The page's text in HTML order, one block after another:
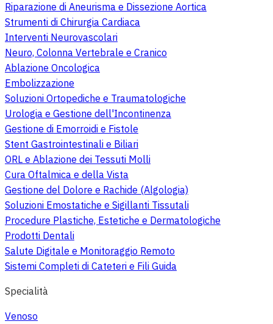
Riparazione di Aneurisma e Dissezione Aortica
Strumenti di Chirurgia Cardiaca
Interventi Neurovascolari
Neuro, Colonna Vertebrale e Cranico
Ablazione Oncologica
Embolizzazione
Soluzioni Ortopediche e Traumatologiche
Urologia e Gestione dell'Incontinenza
Gestione di Emorroidi e Fistole
Stent Gastrointestinali e Biliari
ORL e Ablazione dei Tessuti Molli
Cura Oftalmica e della Vista
Gestione del Dolore e Rachide (Algologia)
Soluzioni Emostatiche e Sigillanti Tissutali
Procedure Plastiche, Estetiche e Dermatologiche
Prodotti Dentali
Salute Digitale e Monitoraggio Remoto
Sistemi Completi di Cateteri e Fili Guida
Specialità
Venoso